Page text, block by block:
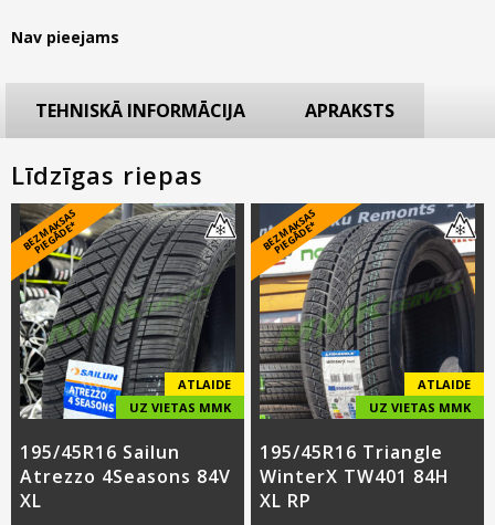
Nav pieejams
TEHNISKĀ INFORMĀCIJA APRAKSTS
Līdzīgas riepas
B
E
Z
M
A
K
S
A
S
PI
E
G
Ā
D
E
*
ATLAIDE
UZ VIETAS MMK
195/45R16 Sailun
Atrezzo 4Seasons 84V
XL
B
E
Z
M
A
K
S
A
S
PI
E
G
Ā
D
E
*
ATLAIDE
UZ VIETAS MMK
195/45R16 Triangle
WinterX TW401 84H
XL RP